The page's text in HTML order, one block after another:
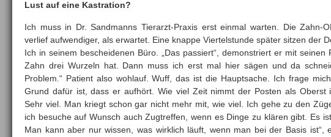
Lust auf eine Kastration?
Ich muss in Dr. Sandmanns Tierarzt-Praxis erst einmal warten. Die Zahn-
verlief aufwendiger, als erwartet. Eine knappe Viertelstunde später sitzen der
Ich in seinem bescheidenen Büro. „Das passiert“, demonstriert er mit seinen
Zahn drei Wurzeln hat. Dann muss ich erst mal hier sägen und da
Problem.“ Patient also wohlauf. Wuff, das ist die Hauptsache. Ich frage
Grund dafür ist, dass er aufhört. Wie viel Zeit nimmt der Posten als Oberst
Sehr viel. Man kriegt schon gar nicht mehr mit, wie viel. Ich gehe zu den
ich besuche auf Wunsch auch Zugtreffen, wenn es Dinge zu klären gibt. Es
Man kann aber nur wissen, was wirklich läuft, wenn man bei der Basis ist“,